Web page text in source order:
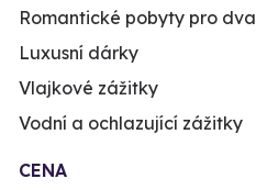
Romantické pobyty pro dva
Luxusní dárky
Vlajkové zážitky
Vodní a ochlazující zážitky
CENA